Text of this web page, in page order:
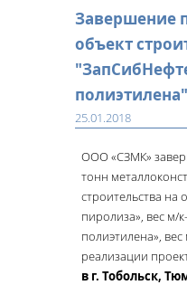
Завершение
объект
25.01.2018
ООО «СЗМК»
тонн
строительства на
пиролиза», вес м/
полиэтилена»,
реализации
в г. Тобольск,